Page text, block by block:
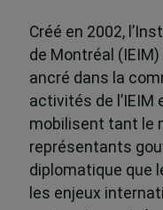
Créé en 2002,
de Montréal
ancré dans la
activités de
mobilisent tant le
représentants
diplomatique que
les enjeux